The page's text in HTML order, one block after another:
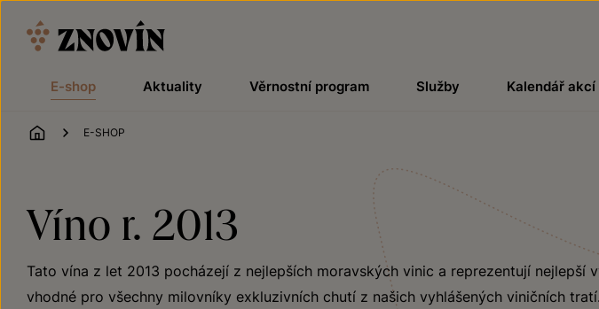
E-shop Aktuality Věrnostní program Služby Kalendář akcí
ÚVOD
E-SHOP
Víno r. 2013
Tato vína z let 2013 pocházejí z nejlepších moravských vinic a reprezentují nejlepší
vhodné pro všechny milovníky exkluzivních chutí z našich vyhlášených viničních